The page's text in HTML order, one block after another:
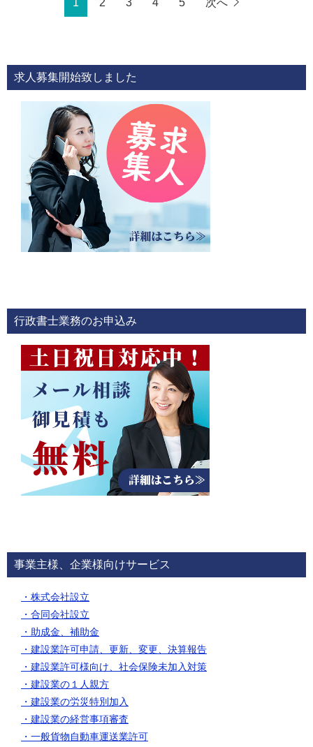
求人募集開始致しました
行政書士業務のお申込み
事業主様、企業様向けサービス
・株式会社設立
・合同会社設立
・助成金、補助金
・建設業許可申請、更新、変更、決算報告
・建設業許可様向け、社会保険未加入対策
・建設業の１人親方
・建設業の労災特別加入
・建設業の経営事項審査
・一般貨物自動車運送業許可